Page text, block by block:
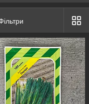
символом довголіття
культурах цибуля
Інтернет-
в світ
сорти зустрічаються з